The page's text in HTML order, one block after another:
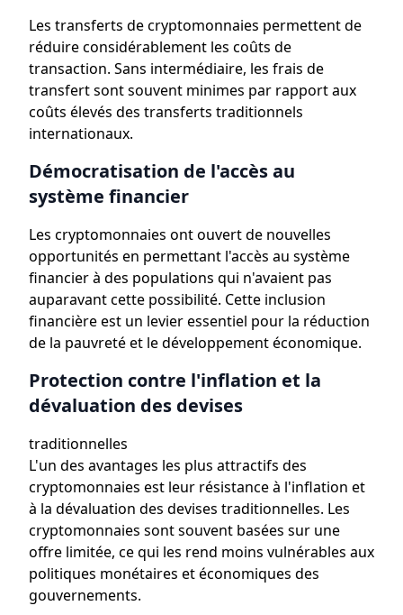
Les transferts de cryptomonnaies permettent de
réduire considérablement les coûts de
transaction. Sans intermédiaire, les frais de
transfert sont souvent minimes par rapport aux
coûts élevés des transferts traditionnels
internationaux.
Démocratisation de l'accès au
système financier
Les cryptomonnaies ont ouvert de nouvelles
opportunités en permettant l'accès au système
financier à des populations qui n'avaient pas
auparavant cette possibilité. Cette inclusion
financière est un levier essentiel pour la réduction
de la pauvreté et le développement économique.
Protection contre l'inflation et la
dévaluation des devises
traditionnelles
L'un des avantages les plus attractifs des
cryptomonnaies est leur résistance à l'inflation et
à la dévaluation des devises traditionnelles. Les
cryptomonnaies sont souvent basées sur une
offre limitée, ce qui les rend moins vulnérables aux
politiques monétaires et économiques des
gouvernements.